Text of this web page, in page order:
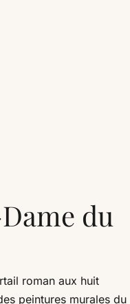
du
roman aux huit
peintures murales du